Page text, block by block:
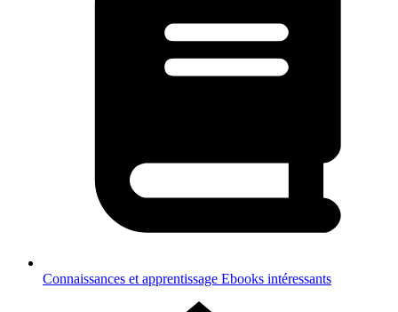
Connaissances et apprentissage Ebooks intéressants